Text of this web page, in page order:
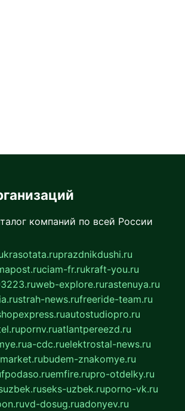
компаний по всей России
krasotata.ruprazdnikdushi.ru
ciam-fr.rukraft-you.ru
web-explore.rurastenuya.ru
strah-news.rufreeride-team.ru
autostudiopro.ru
pornv.ruatlantpereezd.ru
a-cdc.ruelektrostal-news.ru
budem-znakomye.ru
fpodaso.ruemfire.rupro-otdelky.ru
seks-uzbek.ruporno-vk.ru
vd-dosug.ruadonyev.ru